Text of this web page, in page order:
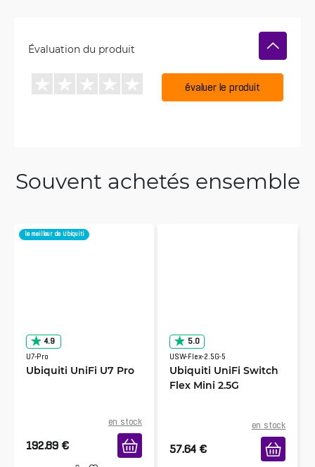
Évaluation du produit
évaluer le produit
Souvent achetés ensemble
le meilleur de Ubiquiti
4.9
U7-Pro
Ubiquiti UniFi U7 Pro
en stock
192.89 €
5.0
USW-Flex-2.5G-5
Ubiquiti UniFi Switch
Flex Mini 2.5G
en stock
57.64 €